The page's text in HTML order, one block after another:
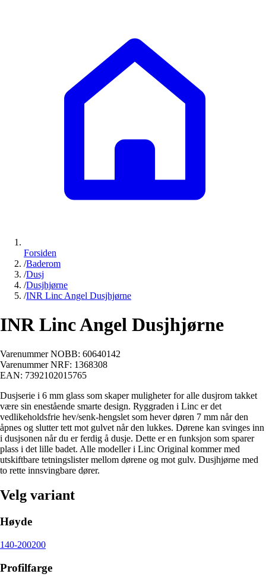
Forsiden
/Baderom
/Dusj
/Dusjhjørne
/INR Linc Angel Dusjhjørne
INR Linc Angel Dusjhjørne
Varenummer NOBB: 60640142
Varenummer NRF: 1368308
EAN: 7392102015765
Dusjserie i 6 mm glass som skaper muligheter for alle dusjrom takket
være sin enestående smarte design. Ryggraden i Linc er det
vedlikeholdsfrie hev/senk-hengslet som hever døren 7 mm når den
åpnes og slutter tett mot gulvet når den lukkes. Dørene kan svinges inn
i dusjsonen når du er ferdig å dusje. Dette er en funksjon som sparer
plass i det lille badet. Alle modeller i Linc Original kommer med
utskiftbare tetningslister mellom dørene og mot gulv. Dusjhjørne med
to rette innsvingbare dører.
Velg variant
Høyde
140-200200
Profilfarge